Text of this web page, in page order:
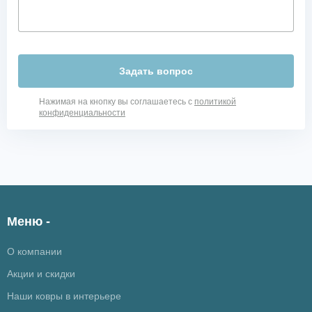
Задать вопрос
Нажимая на кнопку вы соглашаетесь с политикой
конфиденциальности
Меню -
О компании
Акции и скидки
Наши ковры в интерьере